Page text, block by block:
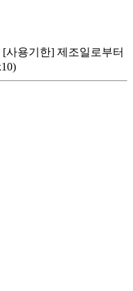
용기한] 제조일로부터